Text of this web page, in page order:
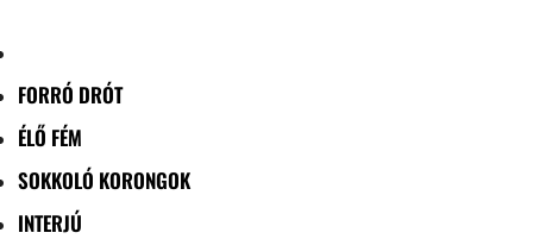
FORRÓ DRÓT
ÉLŐ FÉM
SOKKOLÓ KORONGOK
INTERJÚ